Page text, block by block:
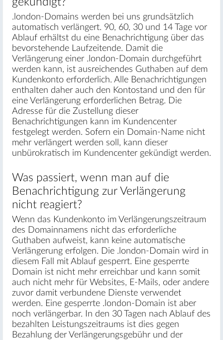
.london-Domains werden bei uns grundsätzlich
automatisch verlängert. 90, 60, 30 und 14 Tage vor
Ablauf erhältst du eine Benachrichtigung über das
bevorstehende Laufzeitende. Damit die
Verlängerung einer .london-Domain durchgeführt
werden kann, ist ausreichendes Guthaben auf dem
Kundenkonto erforderlich. Alle Benachrichtigungen
enthalten daher auch den Kontostand und den für
eine Verlängerung erforderlichen Betrag. Die
Adresse für die Zustellung dieser
Benachrichtigungen kann im Kundencenter
festgelegt werden. Sofern ein Domain-Name nicht
mehr verlängert werden soll, kann dieser
unbürokratisch im Kundencenter gekündigt werden.
Was passiert, wenn man auf die
Benachrichtigung zur Verlängerung
nicht reagiert?
Wenn das Kundenkonto im Verlängerungszeitraum
des Domainnamens nicht das erforderliche
Guthaben aufweist, kann keine automatische
Verlängerung erfolgen. Die .london-Domain wird in
diesem Fall mit Ablauf gesperrt. Eine gesperrte
Domain ist nicht mehr erreichbar und kann somit
auch nicht mehr für Websites, E-Mails, oder andere
zuvor damit verbundene Dienste verwendet
werden. Eine gesperrte .london-Domain ist aber
noch verlängerbar. In den 30 Tagen nach Ablauf des
bezahlten Leistungszeitraums ist dies gegen
Bezahlung der Verlängerungsgebühr und der